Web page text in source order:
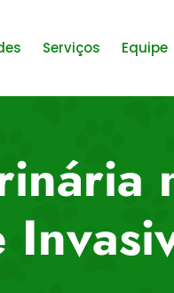
Serviços Equipe